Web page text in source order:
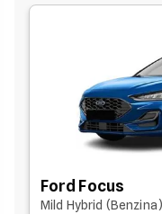
Ford Focus
Mild Hybrid (Benzina)